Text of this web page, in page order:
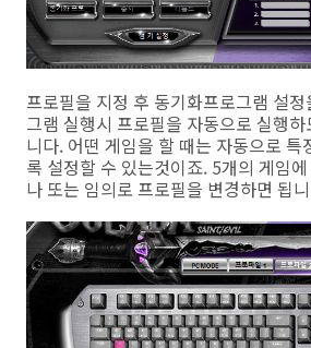
프로필을 지정 후 동기화프로그램 설
그램 실행시 프로필을 자동으로 실행
니다. 어떤 게임을 할 때는 자동으로 특
록 설정할 수 있는것이죠. 5개의 게임
나 또는 임의로 프로필을 변경하면 됩